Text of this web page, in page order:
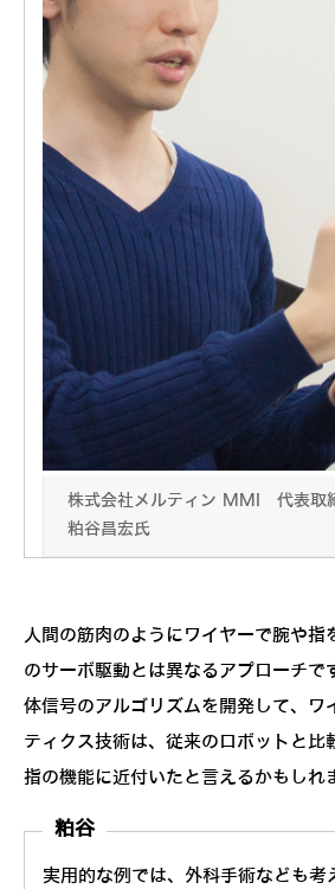
株式会社メルティン MMI 代表取
粕谷昌宏氏
人間の筋肉のようにワイヤーで腕や指
のサーボ駆動とは異なるアプローチで
体信号のアルゴリズムを開発して、ワ
ティクス技術は、従来のロボットと比
指の機能に近付いたと言えるかもしれ
粕谷
実用的な例では、外科手術なども考